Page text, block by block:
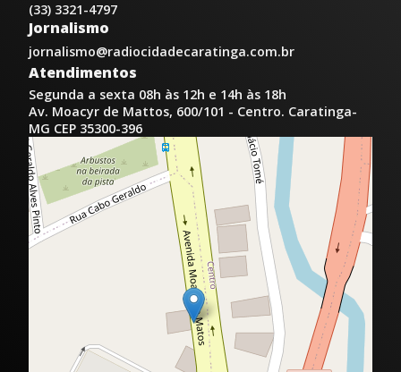
(33) 3321-4797
Jornalismo
jornalismo@radiocidadecaratinga.com.br
Atendimentos
Segunda a sexta 08h às 12h e 14h às 18h
Av. Moacyr de Mattos, 600/101 - Centro. Caratinga-
MG CEP 35300-396